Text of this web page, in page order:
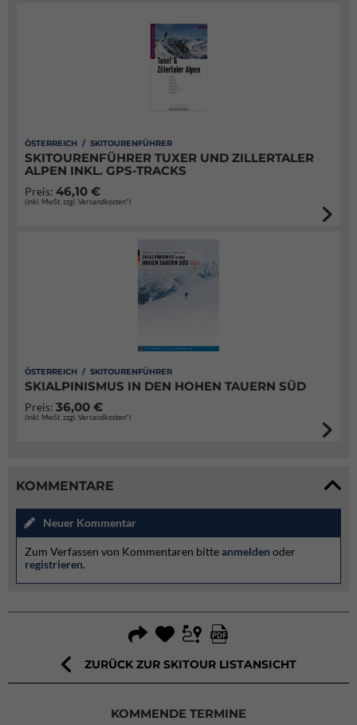
ÖSTERREICH / SKITOURENFÜHRER
SKITOURENFÜHRER TUXER UND ZILLERTALER
ALPEN INKL. GPS-TRACKS
Preis: 46,10 €
(inkl. MwSt. zzgl. Versandkosten*)
ÖSTERREICH / SKITOURENFÜHRER
SKIALPINISMUS IN DEN HOHEN TAUERN SÜD
Preis: 36,00 €
(inkl. MwSt. zzgl. Versandkosten*)
KOMMENTARE
Neuer Kommentar
Zum Verfassen von Kommentaren bitteanmelden oder
registrieren.
ZURÜCK ZUR SKITOUR LISTANSICHT
KOMMENDE TERMINE